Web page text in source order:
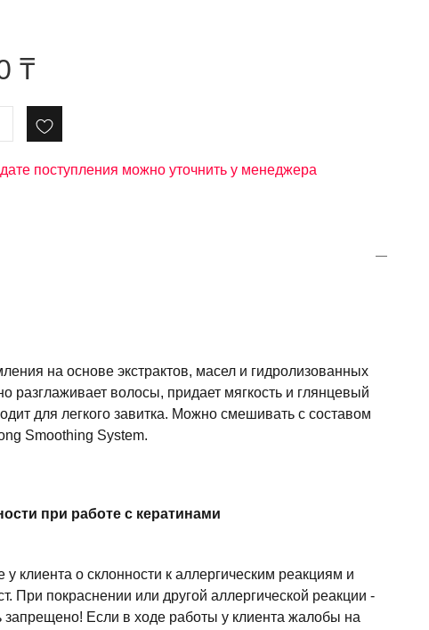
₸
поступления можно уточнить у менеджера
на основе экстрактов, масел и гидролизованных
разглаживает волосы, придает мягкость и глянцевый
для легкого завитка. Можно смешивать с составом
Smoothing System.
при работе с кератинами
у клиента о склонности к аллергическим реакциям и
При покраснении или другой аллергической реакции -
запрещено! Если в ходе работы у клиента жалобы на